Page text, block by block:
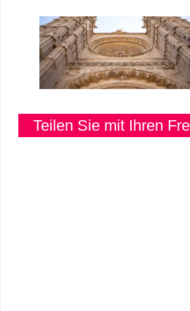
Teilen Sie mit Ihren